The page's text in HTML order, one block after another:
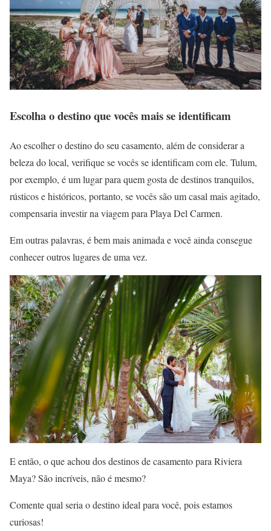
Escolha o destino que vocês mais se identificam
Ao escolher o destino do seu casamento, além de considerar a
beleza do local, verifique se vocês se identificam com ele. Tulum,
por exemplo, é um lugar para quem gosta de destinos tranquilos,
rústicos e históricos, portanto, se vocês são um casal mais agitado,
compensaria investir na viagem para Playa Del Carmen.
Em outras palavras, é bem mais animada e você ainda consegue
conhecer outros lugares de uma vez.
E então, o que achou dos destinos de casamento para Riviera
Maya? São incríveis, não é mesmo?
Comente qual seria o destino ideal para você, pois estamos
curiosas!